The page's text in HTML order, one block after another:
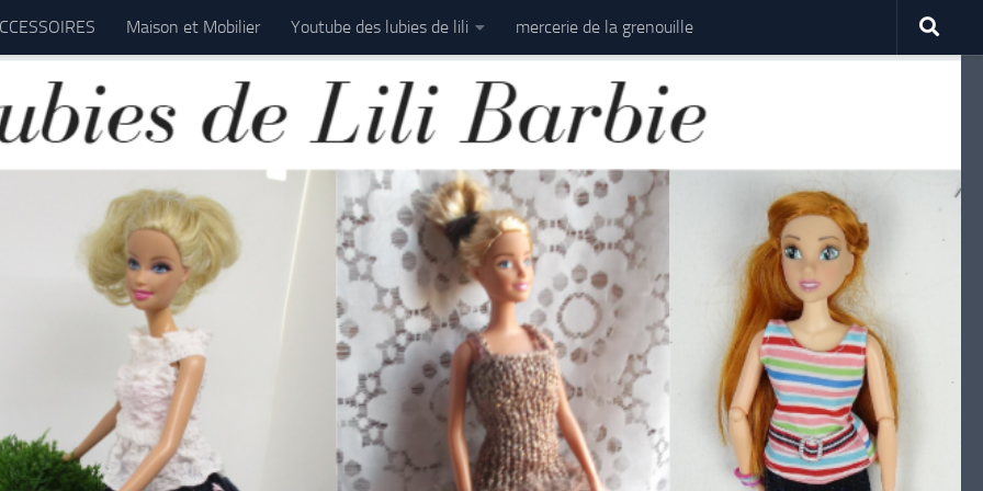
Maison et Mobilier Youtube des lubies de lili mercerie de la grenouille